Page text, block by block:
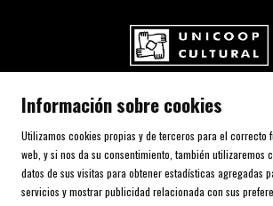
Carrer de l'Aurora, 80 (Plaça de
Telf. 93 805 00 75
Información sobre cookies
Utilizamos cookies propias y de terceros para el correcto
web, y si nos da su consentimiento, también utilizaremos
datos de sus visitas para obtener estadísticas agregadas
servicios y mostrar publicidad relacionada con sus